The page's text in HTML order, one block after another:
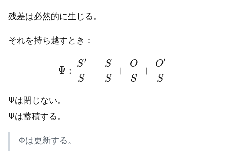
残差は必然的に生じる。
それを持ち越すとき：
S′S S S+ S
Ψは閉じない。
Ψは蓄積する。
Φは更新する。